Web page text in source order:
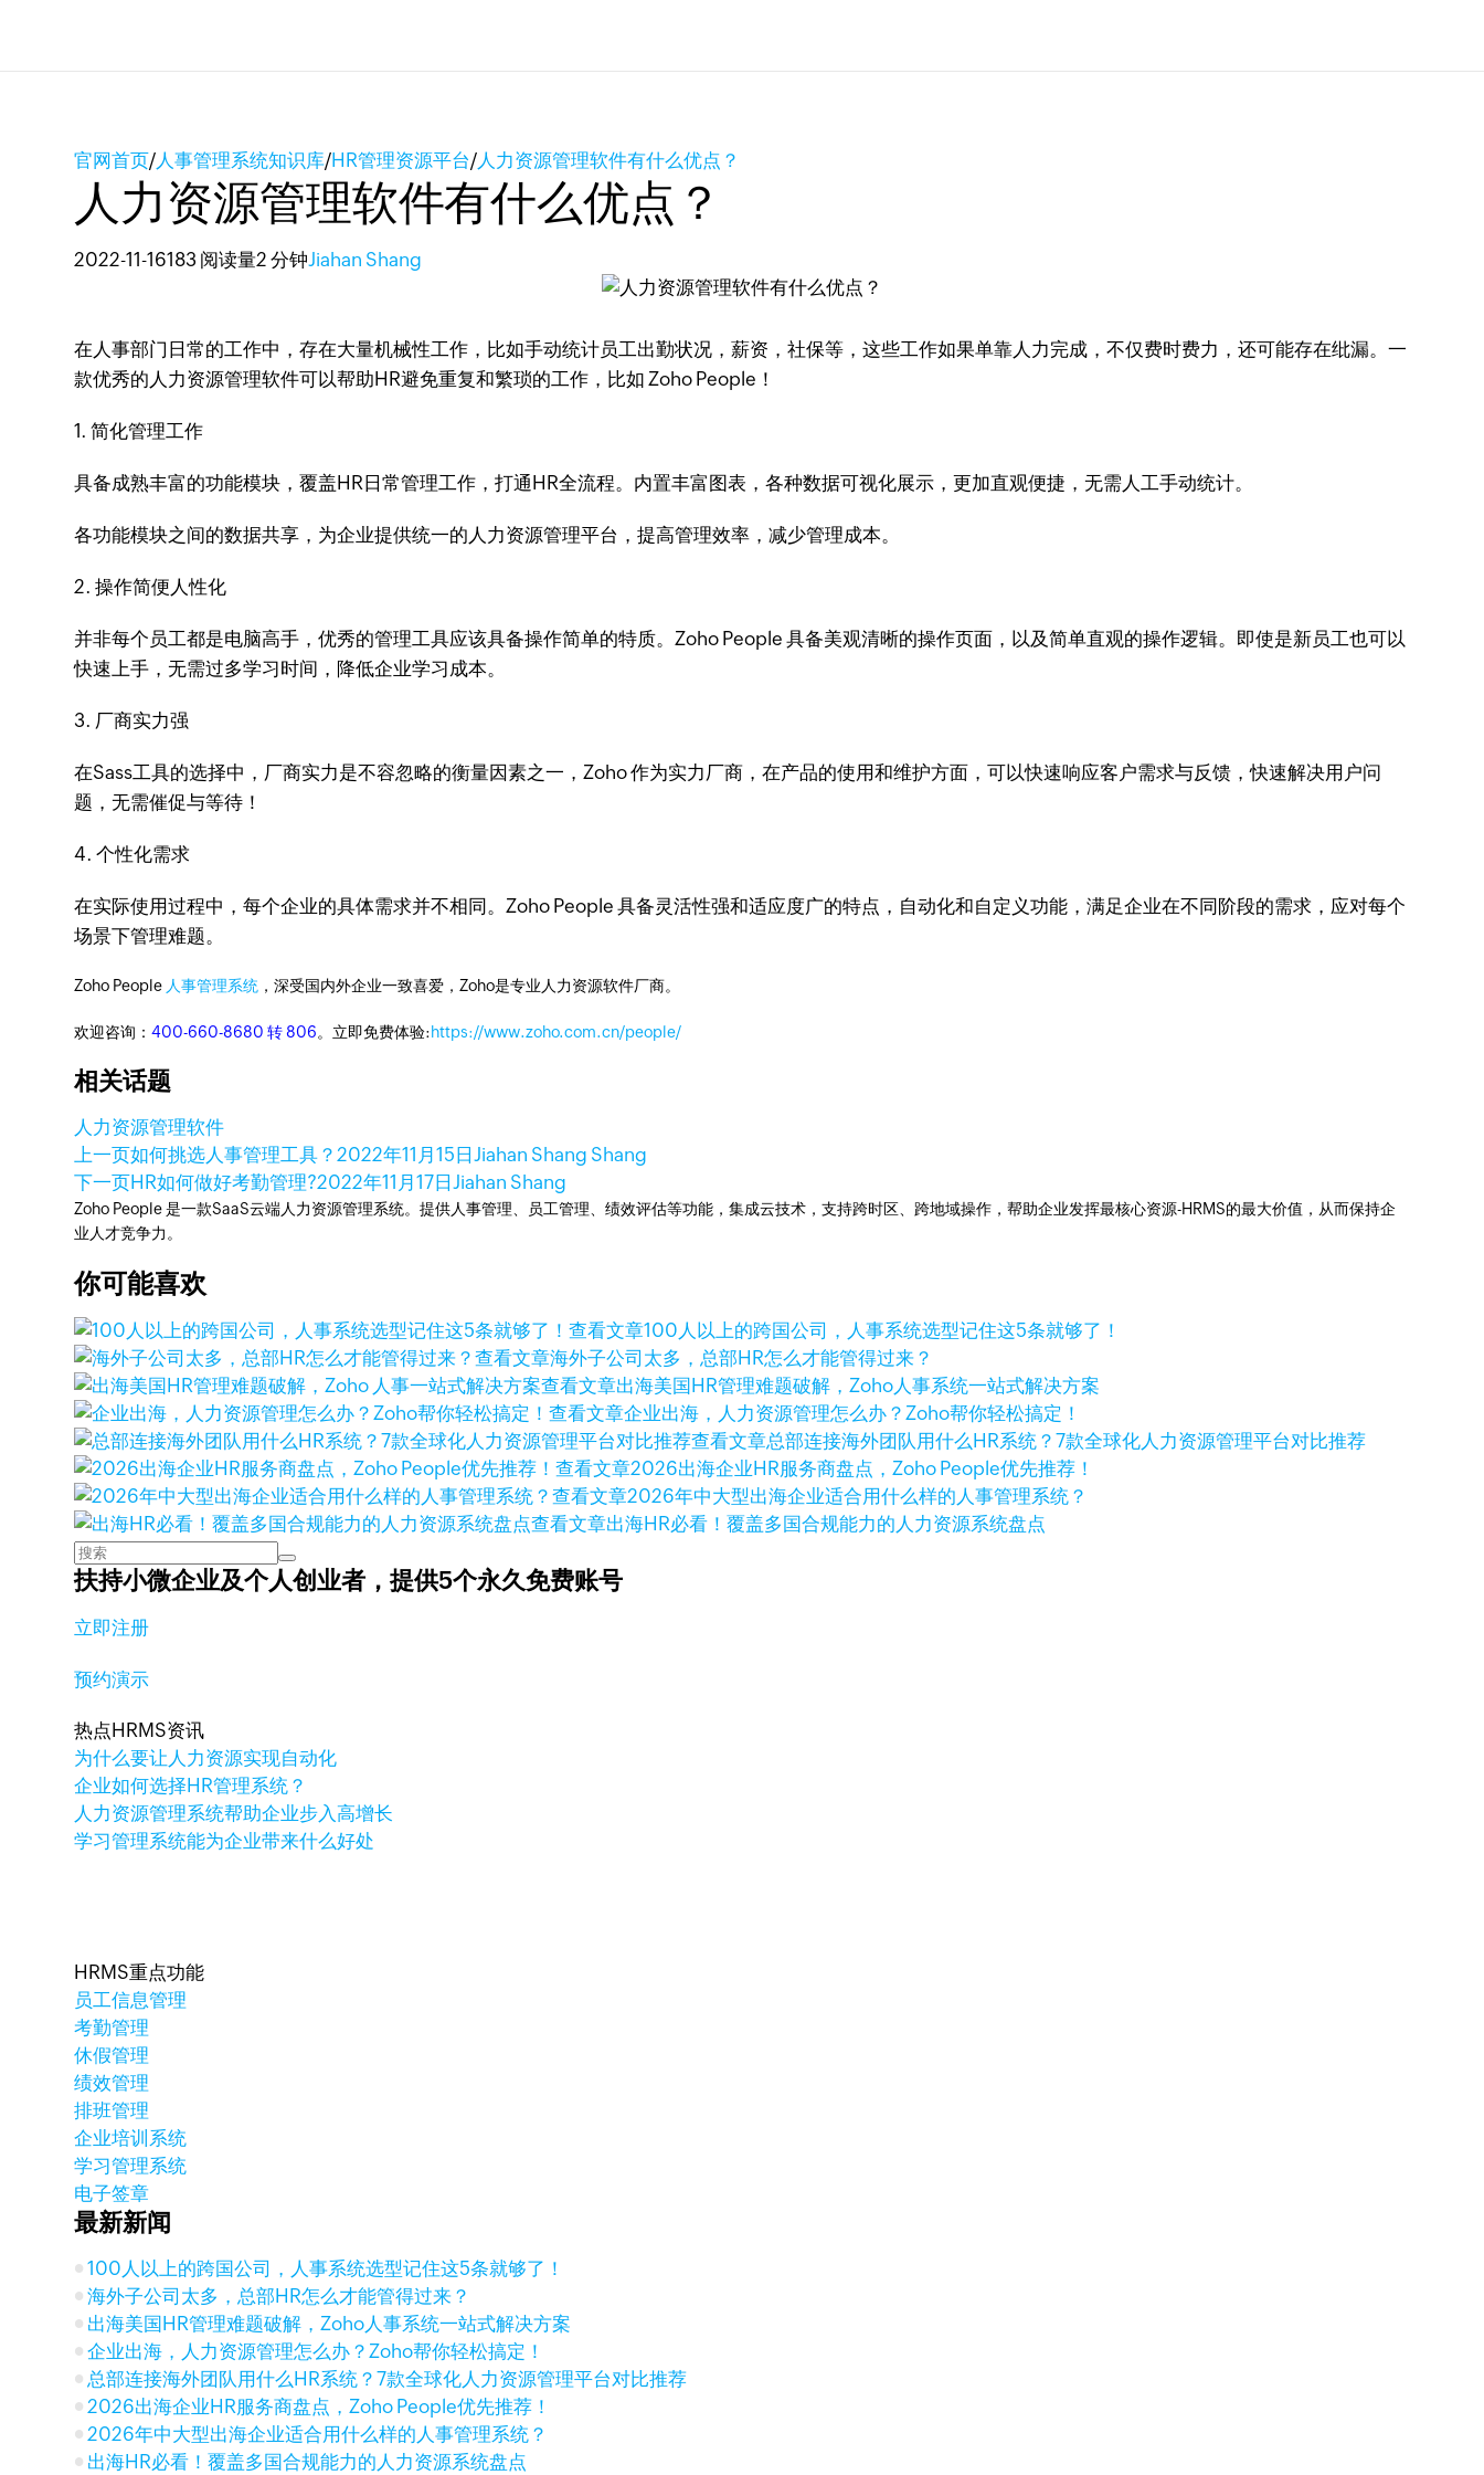
官网首页/人事管理系统知识库/HR管理资源平台/人力资源管理软件有什么优点？
人力资源管理软件有什么优点？
2022-11-16183 阅读量2 分钟Jiahan Shang
在人事部门日常的工作中，存在大量机械性工作，比如手动统计员工出勤状况，薪资，社保等，这些工作如果单靠人力完成，不仅费时费力，还可能存在纰漏。一
款优秀的人力资源管理软件可以帮助HR避免重复和繁琐的工作，比如 Zoho People！
1. 简化管理工作
具备成熟丰富的功能模块，覆盖HR日常管理工作，打通HR全流程。内置丰富图表，各种数据可视化展示，更加直观便捷，无需人工手动统计。
各功能模块之间的数据共享，为企业提供统一的人力资源管理平台，提高管理效率，减少管理成本。
2. 操作简便人性化
并非每个员工都是电脑高手，优秀的管理工具应该具备操作简单的特质。Zoho People 具备美观清晰的操作页面，以及简单直观的操作逻辑。即使是新员工也可以
快速上手，无需过多学习时间，降低企业学习成本。
3. 厂商实力强
在Sass工具的选择中，厂商实力是不容忽略的衡量因素之一，Zoho 作为实力厂商，在产品的使用和维护方面，可以快速响应客户需求与反馈，快速解决用户问
题，无需催促与等待！
4. 个性化需求
在实际使用过程中，每个企业的具体需求并不相同。Zoho People 具备灵活性强和适应度广的特点，自动化和自定义功能，满足企业在不同阶段的需求，应对每个
场景下管理难题。
Zoho People 人事管理系统 ，深受国内外企业一致喜爱，Zoho是专业人力资源软件厂商。
欢迎咨询：400-660-8680 转 806。立即免费体验:https://www.zoho.com.cn/people/
相关话题
人力资源管理软件
上一页如何挑选人事管理工具？2022年11月15日Jiahan Shang Shang
下一页HR如何做好考勤管理?2022年11月17日Jiahan Shang
Zoho People 是一款SaaS云端人力资源管理系统。提供人事管理、员工管理、绩效评估等功能，集成云技术，支持跨时区、跨地域操作，帮助企业发挥最核心资源-HRMS的最大价值，从而保持企
业人才竞争力。
你可能喜欢
查看文章100人以上的跨国公司，人事系统选型记住这5条就够了！
查看文章海外子公司太多，总部HR怎么才能管得过来？
查看文章出海美国HR管理难题破解，Zoho人事系统一站式解决方案
查看文章企业出海，人力资源管理怎么办？Zoho帮你轻松搞定！
查看文章总部连接海外团队用什么HR系统？7款全球化人力资源管理平台对比推荐
查看文章2026出海企业HR服务商盘点，Zoho People优先推荐！
查看文章2026年中大型出海企业适合用什么样的人事管理系统？
查看文章出海HR必看！覆盖多国合规能力的人力资源系统盘点
扶持小微企业及个人创业者，提供5个永久免费账号
立即注册
预约演示
热点HRMS资讯
为什么要让人力资源实现自动化
企业如何选择HR管理系统？
人力资源管理系统帮助企业步入高增长
学习管理系统能为企业带来什么好处
HRMS重点功能
员工信息管理
考勤管理
休假管理
绩效管理
排班管理
企业培训系统
学习管理系统
电子签章
最新新闻
100人以上的跨国公司，人事系统选型记住这5条就够了！
海外子公司太多，总部HR怎么才能管得过来？
出海美国HR管理难题破解，Zoho人事系统一站式解决方案
企业出海，人力资源管理怎么办？Zoho帮你轻松搞定！
总部连接海外团队用什么HR系统？7款全球化人力资源管理平台对比推荐
2026出海企业HR服务商盘点，Zoho People优先推荐！
2026年中大型出海企业适合用什么样的人事管理系统？
出海HR必看！覆盖多国合规能力的人力资源系统盘点